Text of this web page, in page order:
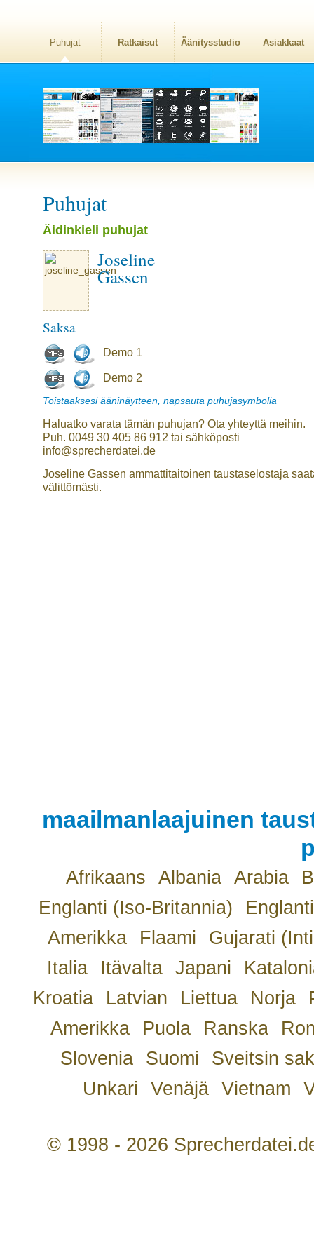
Puhujat Ratkaisut Äänitysstudio Asiakkaat
Puhujat
Äidinkieli puhujat
Joseline
Gassen
Saksa
Demo 1
Demo 2
Toistaaksesi ääninäytteen, napsauta puhujasymbolia
Haluatko varata tämän puhujan? Ota yhteyttä meihin.
Puh. 0049 30 405 86 912 tai sähköposti
info@sprecherdatei.de
Joseline Gassen ammattitaitoinen taustaselostaja
välittömästi.
maailmanlaajuinen
Afrikaans Albania Arabia
Englanti (Iso-Britannia)
Amerikka
Flaami
Gujarati
Italia
Itävalta Japani
Kroatia
Latvian Liettua Norja
Amerikka
Puola Ranska
Slovenia
Suomi
Sveitsin
Unkari
Venäjä Vietnam
© 1998 - 2026